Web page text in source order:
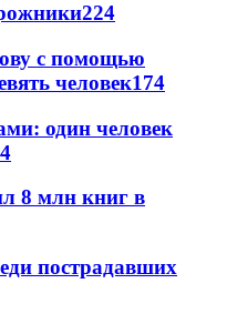
224
с помощью
человек174
один человек
8 млн книг в
пострадавших